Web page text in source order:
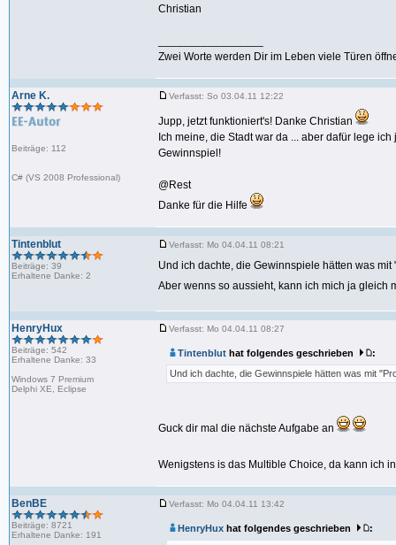
Christian
Zwei Worte werden Dir im Leben viele Türen
Arne K.
Beiträge: 112
C# (VS 2008 Professional)
Verfasst: So 03.04.11 12:22
Jupp, jetzt funktioniert's! Danke Christian
Ich meine, die Stadt war da ... aber dafür lege
Gewinnspiel!
@Rest
Danke für die Hilfe
Tintenblut
Beiträge: 39
Erhaltene Danke: 2
Verfasst: Mo 04.04.11 08:21
Und ich dachte, die Gewinnspiele hätten was
Aber wenns so aussieht, kann ich mich ja gleich
HenryHux
Beiträge: 542
Erhaltene Danke: 33
Windows 7 Premium
Delphi XE, Eclipse
Verfasst: Mo 04.04.11 08:27
Tintenblut hat folgendes geschrieben
:
Und ich dachte, die Gewinnspiele hätten was mit
Guck dir mal die nächste Aufgabe an
Wenigstens is das Multible Choice, da kann ich
BenBE
Beiträge: 8721
Erhaltene Danke: 191
Verfasst: Mo 04.04.11 13:42
HenryHux hat folgendes geschrieben :